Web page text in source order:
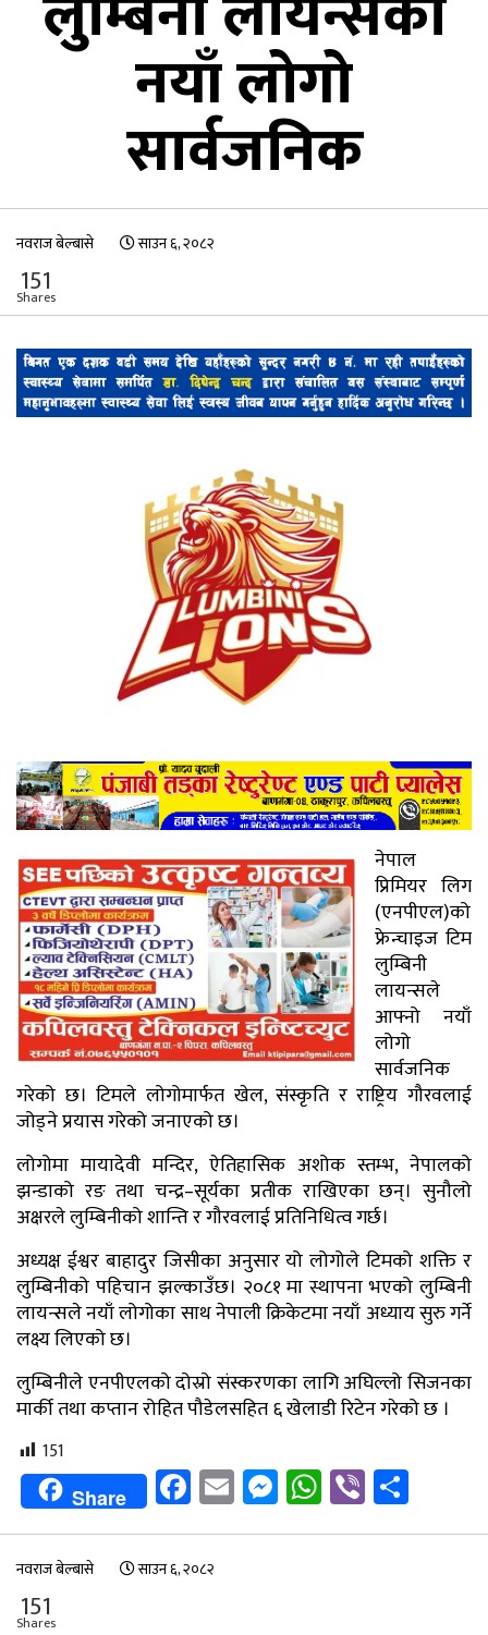
नयाँ लोगो
सार्वजनिक
नवराज बेल्बासे साउन ६, २०८२
151
Shares
नेपाल
प्रिमियर लिग
(एनपीएल)को
फ्रेन्चाइज टिम
लुम्बिनी
लायन्सले
आफ्नो नयाँ
लोगो
सार्वजनिक
गरेको छ। टिमले लोगोमार्फत खेल, संस्कृति र राष्ट्रिय गौरवलाई
जोड्ने प्रयास गरेको जनाएको छ।
लोगोमा मायादेवी मन्दिर, ऐतिहासिक अशोक स्तम्भ, नेपालको
झन्डाको रङ तथा चन्द्र–सूर्यका प्रतीक राखिएका छन्। सुनौलो
अक्षरले लुम्बिनीको शान्ति र गौरवलाई प्रतिनिधित्व गर्छ।
अध्यक्ष ईश्वर बाहादुर जिसीका अनुसार यो लोगोले टिमको शक्ति र
लुम्बिनीको पहिचान झल्काउँछ। २०८१ मा स्थापना भएको लुम्बिनी
लायन्सले नयाँ लोगोका साथ नेपाली क्रिकेटमा नयाँ अध्याय सुरु गर्ने
लक्ष्य लिएको छ।
लुम्बिनीले एनपीएलको दोस्रो संस्करणका लागि अघिल्लो सिजनका
मार्की तथा कप्तान रोहित पौडेलसहित ६ खेलाडी रिटेन गरेको छ ।
151
Share Facebook
EmailMessenger
WhatsApp
Viber
नवराज बेल्बासे साउन ६, २०८२
151
Shares